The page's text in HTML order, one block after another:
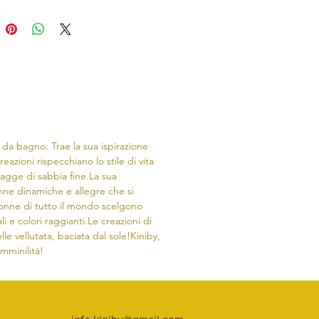
bagno. Trae la sua ispirazione
rispecchiano lo stile di vita
di sabbia fine.​La sua
dinamiche e allegre che si
di tutto il mondo scelgono
e colori raggianti.Le creazioni di
vellutata, baciata dal sole!Kiniby,